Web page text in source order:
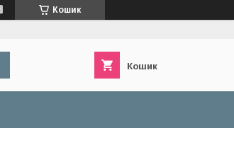
Кошик
Кошик